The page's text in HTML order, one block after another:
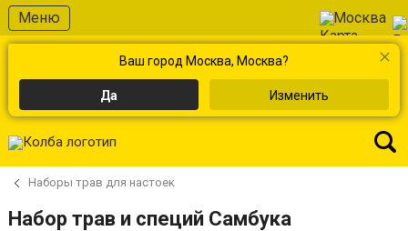
Меню Москва
Ваш город Москва, Москва?
Да Изменить
Наборы трав для настоек
Набор трав и специй Самбука